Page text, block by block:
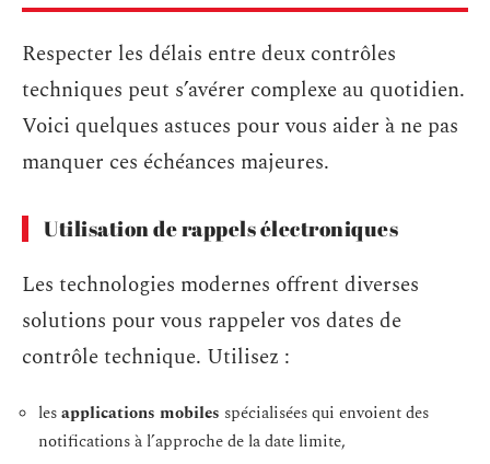
Respecter les délais entre deux contrôles
techniques peut s’avérer complexe au quotidien.
Voici quelques astuces pour vous aider à ne pas
manquer ces échéances majeures.
Utilisation de rappels électroniques
Les technologies modernes offrent diverses
solutions pour vous rappeler vos dates de
contrôle technique. Utilisez :
lesapplications mobiles spécialisées qui envoient des
notifications à l’approche de la date limite,